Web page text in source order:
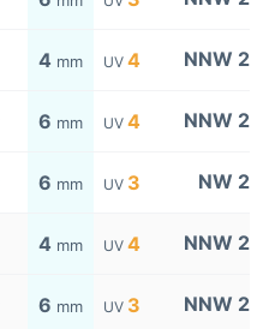
4 mm UV 4 NNW 2
6 mm UV 4 NNW 2
6 mm UV 3 NW 2
4 mm UV 4 NNW 2
6 mm UV 3 NNW 2